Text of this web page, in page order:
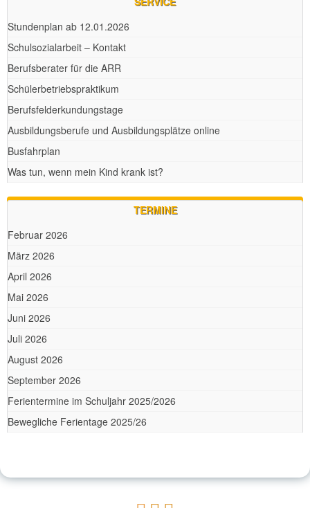
Stundenplan ab 12.01.2026
Schulsozialarbeit – Kontakt
Berufsberater für die ARR
Schülerbetriebspraktikum
Berufsfelderkundungstage
Ausbildungsberufe und Ausbildungsplätze online
Busfahrplan
Was tun, wenn mein Kind krank ist?
TERMINE
Februar 2026
März 2026
April 2026
Mai 2026
Juni 2026
Juli 2026
August 2026
September 2026
Ferientermine im Schuljahr 2025/2026
Bewegliche Ferientage 2025/26